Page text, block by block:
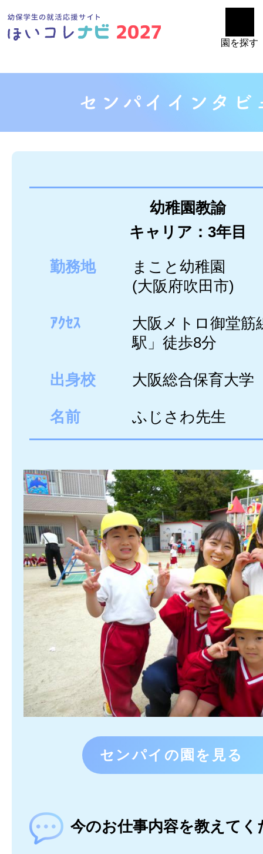
園を探す
幼稚園教諭
キャリア：3年目
勤務地
まこと幼稚園
(大阪府吹田市)
ｱｸｾｽ
大阪メトロ御堂筋
駅」徒歩8分
出身校 大阪総合保育大学
名前 ふじさわ先生
センパイの園を見る
今のお仕事内容を教えてく